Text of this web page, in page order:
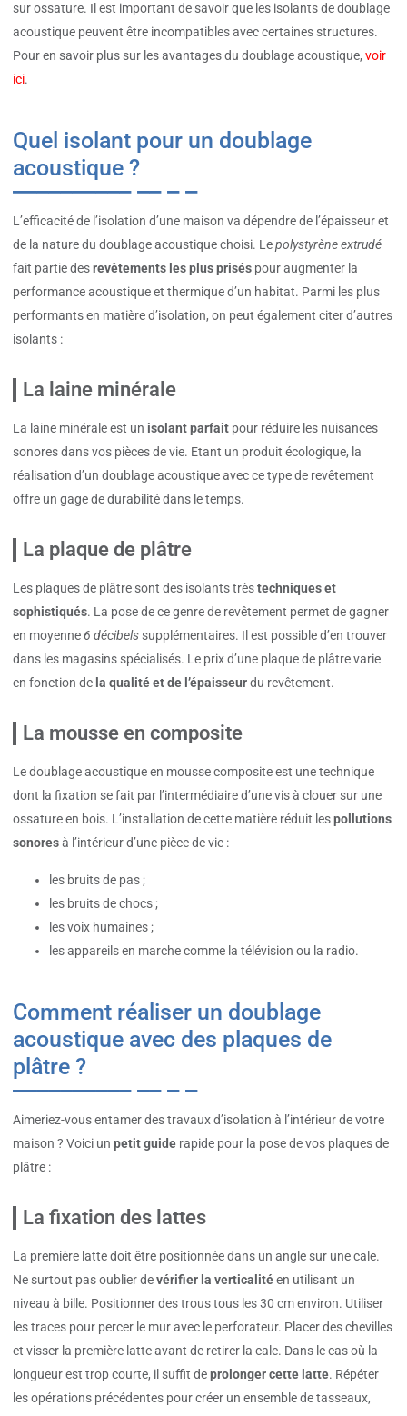
sur ossature. Il est important de savoir que les isolants de doublage
acoustique peuvent être incompatibles avec certaines structures.
Pour en savoir plus sur les avantages du doublage acoustique, voir
ici.
Quel isolant pour un doublage
acoustique ?
L’efficacité de l’isolation d’une maison va dépendre de l’épaisseur et
de la nature du doublage acoustique choisi. Lepolystyrène extrudé
fait partie desrevêtements les plus prisés pour augmenter la
performance acoustique et thermique d’un habitat. Parmi les plus
performants en matière d’isolation, on peut également citer d’autres
isolants :
La laine minérale
La laine minérale est un isolant parfait pour réduire les nuisances
sonores dans vos pièces de vie. Etant un produit écologique, la
réalisation d’un doublage acoustique avec ce type de revêtement
offre un gage de durabilité dans le temps.
La plaque de plâtre
Les plaques de plâtre sont des isolants trèstechniques et
sophistiqués. La pose de ce genre de revêtement permet de gagner
en moyenne6 décibels supplémentaires. Il est possible d’en trouver
dans les magasins spécialisés. Le prix d’une plaque de plâtre varie
en fonction de la qualité et de l’épaisseurdu revêtement.
La mousse en composite
Le doublage acoustique en mousse composite est une technique
dont la fixation se fait par l’intermédiaire d’une vis à clouer sur une
ossature en bois. L’installation de cette matière réduit lespollutions
sonoresà l’intérieur d’une pièce de vie :
les bruits de pas ;
les bruits de chocs ;
les voix humaines ;
les appareils en marche comme la télévision ou la radio.
Comment réaliser un doublage
acoustique avec des plaques de
plâtre ?
Aimeriez-vous entamer des travaux d’isolation à l’intérieur de votre
maison ? Voici un petit guide rapide pour la pose de vos plaques de
plâtre :
La fixation des lattes
La première latte doit être positionnée dans un angle sur une cale.
Ne surtout pas oublier devérifier la verticalitéen utilisant un
niveau à bille. Positionner des trous tous les 30 cm environ. Utiliser
les traces pour percer le mur avec le perforateur. Placer des chevilles
et visser la première latte avant de retirer la cale. Dans le cas où la
longueur est trop courte, il suffit deprolonger cette latte. Répéter
les opérations précédentes pour créer un ensemble de tasseaux,